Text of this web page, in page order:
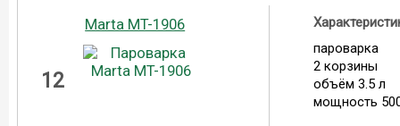
12
Marta MT-1906
пароварка
2 корзины
объём 3.5 л
мощность